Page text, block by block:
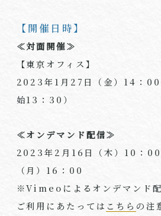
【開催日時】
≪対面開催≫
【東京オフィス】
2023年1月27日（金）14：
始13：30）
≪オンデマンド配信≫
2023年2月16日（木）10：00
（月）16：00
※Vimeoによるオンデマンド配
ご利用にあたっては こちら の注